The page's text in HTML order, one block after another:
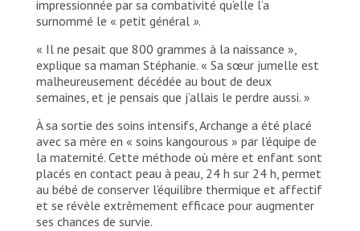
impressionnée par sa combativité qu’elle l’a
surnommé le « petit général ».
« Il ne pesait que 800 grammes à la naissance »,
explique sa maman Stéphanie. « Sa sœur jumelle est
malheureusement décédée au bout de deux
semaines, et je pensais que j’allais le perdre aussi. »
À sa sortie des soins intensifs, Archange a été placé
avec sa mère en « soins kangourous » par l’équipe de
la maternité. Cette méthode où mère et enfant sont
placés en contact peau à peau, 24 h sur 24 h, permet
au bébé de conserver l’équilibre thermique et affectif
et se révèle extrêmement efficace pour augmenter
ses chances de survie.